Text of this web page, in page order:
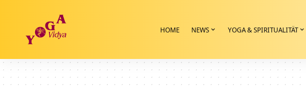
HOME NEWS YOGA & SPIRITUALITÄT